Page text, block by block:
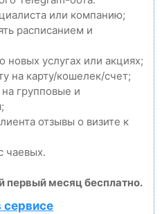
или компанию;
расписанием и
услугах или акциях;
на карту/кошелек/счет;
групповые и
отзывы о визите к
чаевых.
первый месяц бесплатно.
сервисе